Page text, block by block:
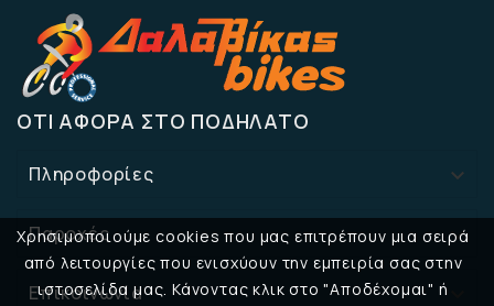
Χρησιμοποιούμε cookies που μας επιτρέπουν μια σειρά
από λειτουργίες που ενισχύουν την εμπειρία σας στην
ιστοσελίδα μας. Κάνοντας κλικ στο "Αποδέχομαι" ή
ΌΤΙ ΑΦΟΡΆ ΣΤΟ ΠΟΔΉΛΑΤΟ
Πληροφορίες 
Παροχές 
Επικοινωνία 